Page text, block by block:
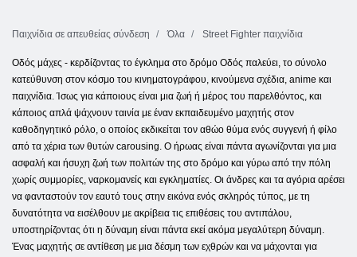
Παιχνίδια σε απευθείας σύνδεση Όλα Street Fighter παιχνίδια
Οδός μάχες - κερδίζοντας το έγκλημα στο δρόμο Οδός παλεύει, το σύνολο
κατεύθυνση στον κόσμο του κινηματογράφου, κινούμενα σχέδια, anime και
παιχνίδια. Ίσως για κάποιους είναι μια ζωή ή μέρος του παρελθόντος, και
κάποιος απλά ψάχνουν ταινία με έναν εκπαιδευμένο μαχητής στον
καθοδηγητικό ρόλο, ο οποίος εκδικείται τον αθώο θύμα ενός συγγενή ή φίλο
από τα χέρια των θυτών carousing. Ο ήρωας είναι πάντα αγωνίζονται για μια
ασφαλή και ήσυχη ζωή των πολιτών της στο δρόμο και γύρω από την πόλη
χωρίς συμμορίες, ναρκομανείς και εγκληματίες. Οι άνδρες και τα αγόρια αρέσει
να φανταστούν τον εαυτό τους στην εικόνα ενός σκληρός τύπος, με τη
δυνατότητα να εισέλθουν με ακρίβεια τις επιθέσεις του αντιπάλου,
υποστηρίζοντας ότι η δύναμη είναι πάντα εκεί ακόμα μεγαλύτερη δύναμη.
Ένας μαχητής σε αντίθεση με μια δέσμη των εχθρών και να μάχονται για